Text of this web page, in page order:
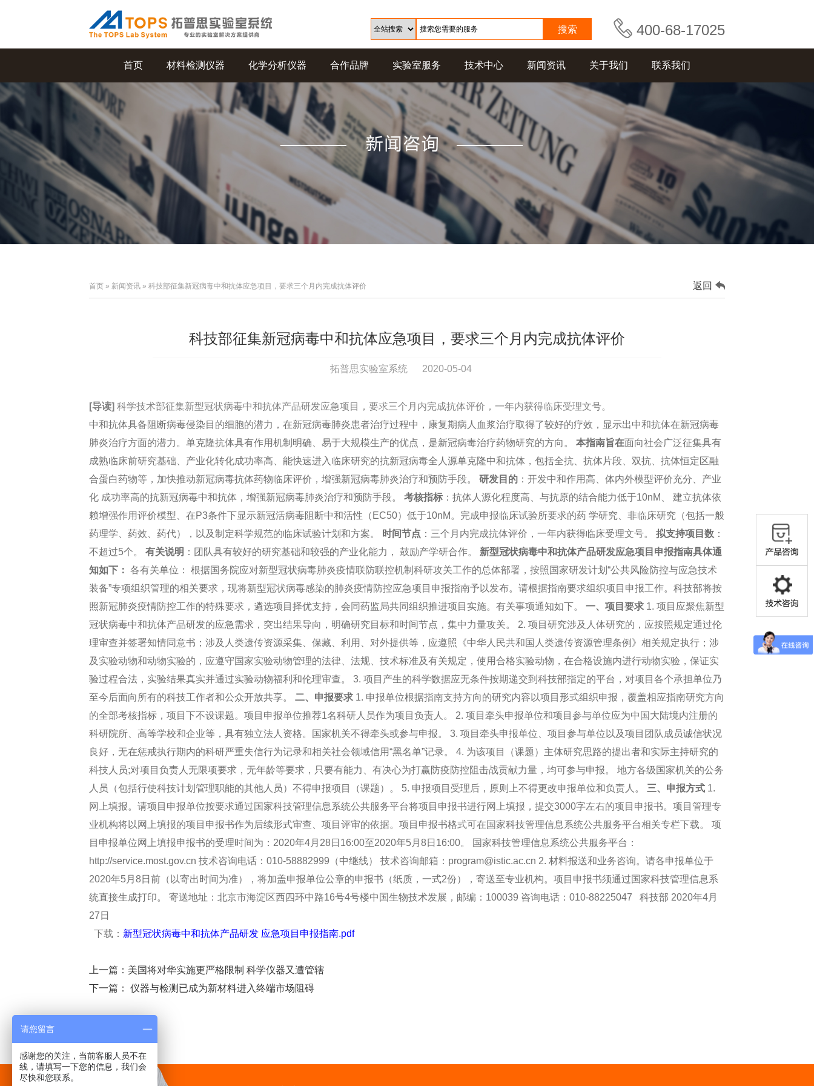
400-68-17025
首页 材料检测仪器 化学分析仪器 合作品牌 实验室服务 技术中心 新闻资讯 关于我们 联系我们
首页 » 新闻资讯 » 科技部征集新冠病毒中和抗体应急项目，要求三个月内完成抗体评价 返回
科技部征集新冠病毒中和抗体应急项目，要求三个月内完成抗体评价
拓普思实验室系统 2020-05-04
[导读] 科学技术部征集新型冠状病毒中和抗体产品研发应急项目，要求三个月内完成抗体评价，一年内获得临床受理文号。
中和抗体具备阻断病毒侵染目的细胞的潜力，在新冠病毒肺炎患者治疗过程中，康复期病人血浆治疗取得了较好的疗效，显示出中和抗体在新冠病毒
肺炎治疗方面的潜力。单克隆抗体具有作用机制明确、易于大规模生产的优点，是新冠病毒治疗药物研究的方向。 本指南旨在面向社会广泛征集具有
成熟临床前研究基础、产业化转化成功率高、能快速进入临床研究的抗新冠病毒全人源单克隆中和抗体，包括全抗、抗体片段、双抗、抗体恒定区融
合蛋白药物等，加快推动新冠病毒抗体药物临床评价，增强新冠病毒肺炎治疗和预防手段。 研发目的 ：开发中和作用高、体内外模型评价充分、产业
化 成功率高的抗新冠病毒中和抗体，增强新冠病毒肺炎治疗和预防手段。 考核指标 ：抗体人源化程度高、与抗原的结合能力低于10nM、 建立抗体依
赖增强作用评价模型、在P3条件下显示新冠活病毒阻断中和活性（EC50）低于10nM。完成申报临床试验所要求的药 学研究、非临床研究（包括一般
药理学、药效、药代），以及制定科学规范的临床试验计划和方案。
时间节点 ：三个月内完成抗体评价，一年内获得临床受理文号。 拟支持项目数 ：
不超过5个。 有关说明 ：团队具有较好的研究基础和较强的产业化能力， 鼓励产学研合作。 新型冠状病毒中和抗体产品研发应急项目申报指南具体通
知如下： 各有关单位： 根据国务院应对新型冠状病毒肺炎疫情联防联控机制科研攻关工作的总体部署，按照国家研发计划“公共风险防控与应急技术
装备”专项组织管理的相关要求，现将新型冠状病毒感染的肺炎疫情防控应急项目申报指南予以发布。请根据指南要求组织项目申报工作。科技部将按
照新冠肺炎疫情防控工作的特殊要求，遴选项目择优支持，会同药监局共同组织推进项目实施。有关事项通知如下。 一、项目要求 1. 项目应聚焦新型
冠状病毒中和抗体产品研发的应急需求，突出结果导向，明确研究目标和时间节点，集中力量攻关。 2. 项目研究涉及人体研究的，应按照规定通过伦
理审查并签署知情同意书；涉及人类遗传资源采集、保藏、利用、对外提供等，应遵照《中华人民共和国人类遗传资源管理条例》相关规定执行；涉
及实验动物和动物实验的，应遵守国家实验动物管理的法律、法规、技术标准及有关规定，使用合格实验动物，在合格设施内进行动物实验，保证实
验过程合法，实验结果真实并通过实验动物福利和伦理审查。 3. 项目产生的科学数据应无条件按期递交到科技部指定的平台，对项目各个承担单位乃
至今后面向所有的科技工作者和公众开放共享。 二、申报要求 1. 申报单位根据指南支持方向的研究内容以项目形式组织申报，覆盖相应指南研究方向
的全部考核指标，项目下不设课题。项目申报单位推荐1名科研人员作为项目负责人。 2. 项目牵头申报单位和项目参与单位应为中国大陆境内注册的
科研院所、高等学校和企业等，具有独立法人资格。国家机关不得牵头或参与申报。 3. 项目牵头申报单位、项目参与单位以及项目团队成员诚信状况
良好，无在惩戒执行期内的科研严重失信行为记录和相关社会领域信用“黑名单”记录。 4. 为该项目（课题）主体研究思路的提出者和实际主持研究的
科技人员;对项目负责人无限项要求，无年龄等要求，只要有能力、有决心为打赢防疫防控阻击战贡献力量，均可参与申报。 地方各级国家机关的公务
人员（包括行使科技计划管理职能的其他人员）不得申报项目（课题）。 5. 申报项目受理后，原则上不得更改申报单位和负责人。 三、申报方式 1.
网上填报。请项目申报单位按要求通过国家科技管理信息系统公共服务平台将项目申报书进行网上填报，提交3000字左右的项目申报书。项目管理专
业机构将以网上填报的项目申报书作为后续形式审查、项目评审的依据。项目申报书格式可在国家科技管理信息系统公共服务平台相关专栏下载。 项
目申报单位网上填报申报书的受理时间为：2020年4月28日16:00至2020年5月8日16:00。 国家科技管理信息系统公共服务平台：
http://service.most.gov.cn 技术咨询电话：010-58882999（中继线） 技术咨询邮箱：program@istic.ac.cn 2. 材料报送和业务咨询。请各申报单位于
2020年5月8日前（以寄出时间为准），将加盖申报单位公章的申报书（纸质，一式2份），寄送至专业机构。项目申报书须通过国家科技管理信息系
统直接生成打印。 寄送地址：北京市海淀区西四环中路16号4号楼中国生物技术发展，邮编：100039 咨询电话：010-88225047 科技部 2020年4月
27日
下载： 新型冠状病毒中和抗体产品研发 应急项目申报指南.pdf
上一篇： 美国将对华实施更严格限制 科学仪器又遭管辖
下一篇： 仪器与检测已成为新材料进入终端市场阻碍
请您留言
感谢您的关注，当前客服人员不在
线，请填写一下您的信息，我们会
尽快和您联系。